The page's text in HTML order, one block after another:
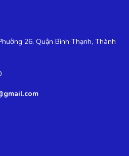
26, Quận Bình Thạnh, Thành